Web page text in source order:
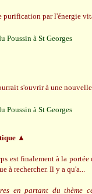
purification par l'énergie
s'ouvrir à une
▲
est finalement à la portée
à rechercher. Il y a qu'a...
en partant du thème